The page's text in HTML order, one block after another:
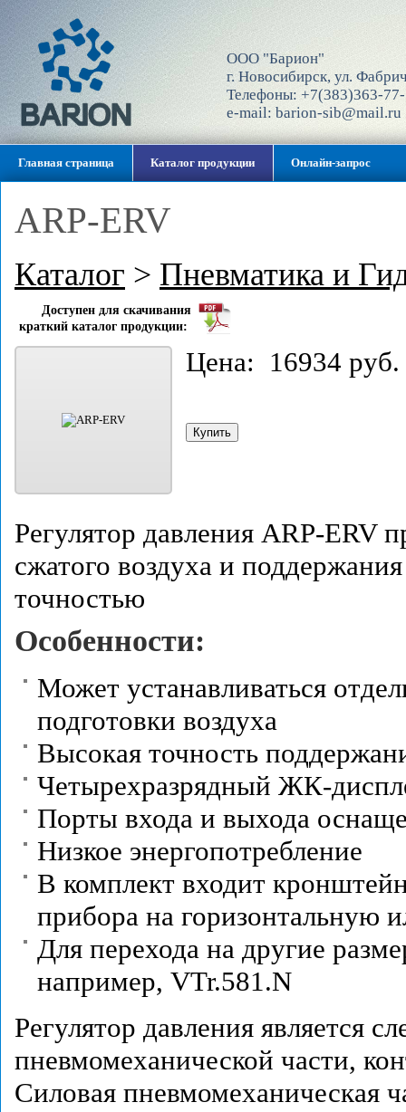
ООО "Барион"
г. Новосибирск, ул.
Телефоны: +7(383)363-
e-mail: barion-sib@mail.ru
Главная страница Каталог продукции Онлайн-запрос
ARP-ERV
Каталог > Пневматика и
Доступен для скачивания
краткий каталог продукции:
Цена: 16934 руб.
Регулятор давления ARP-ERV
сжатого воздуха и
точностью
Особенности:
Может устанавливаться
подготовки воздуха
Высокая точность
Четырехразрядный ЖК-
Порты входа и выхода
Низкое энергопотребление
В комплект входит
прибора на горизонтальную
Для перехода на другие
например, VTr.581.N
Регулятор давления является
пневмомеханической части,
Силовая пневмомеханическая